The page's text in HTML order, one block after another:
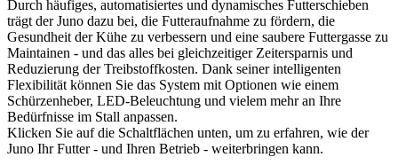
Durch häufiges, automatisiertes und dynamisches Futterschieben
trägt der Juno dazu bei, die Futteraufnahme zu fördern, die
Gesundheit der Kühe zu verbessern und eine saubere Futtergasse zu
Maintainen - und das alles bei gleichzeitiger Zeitersparnis und
Reduzierung der Treibstoffkosten. Dank seiner intelligenten
Flexibilität können Sie das System mit Optionen wie einem
Schürzenheber, LED-Beleuchtung und vielem mehr an Ihre
Bedürfnisse im Stall anpassen.
Klicken Sie auf die Schaltflächen unten, um zu erfahren, wie der
Juno Ihr Futter - und Ihren Betrieb - weiterbringen kann.